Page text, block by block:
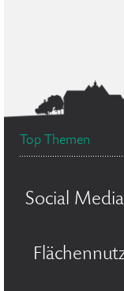
Top Themen
Social Media